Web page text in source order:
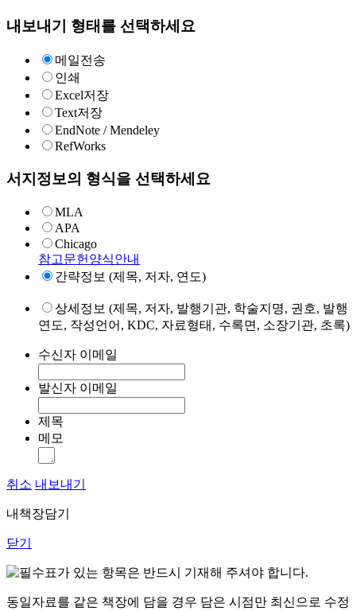
내보내기 형태를 선택하세요
메일전송
인쇄
Excel저장
Text저장
EndNote / Mendeley
RefWorks
서지정보의 형식을 선택하세요
MLA
APA
Chicago
참고문헌양식안내
간략정보 (제목, 저자, 연도)
상세정보 (제목, 저자, 발행기관, 학술지명, 권호, 발행
연도, 작성언어, KDC, 자료형태, 수록면, 소장기관, 초록)
수신자 이메일
발신자 이메일
제목
메모
취소 내보내기
내책장담기
닫기
표가 있는 항목은 반드시 기재해 주셔야 합니다.
동일자료를 같은 책장에 담을 경우 담은 시점만 최신으로 수정